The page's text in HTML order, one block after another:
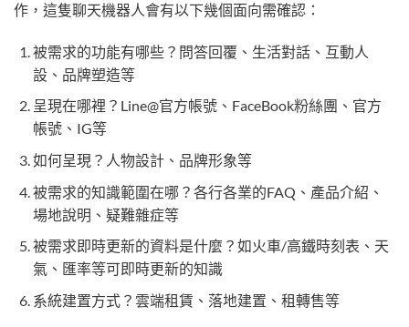
作，這隻聊天機器人會有以下幾個面向需確認：
被需求的功能有哪些？問答回覆、生活對話、互動人
設、品牌塑造等
呈現在哪裡？Line@官方帳號、FaceBook粉絲團、官方
帳號、IG等
如何呈現？人物設計、品牌形象等
被需求的知識範圍在哪？各行各業的FAQ、產品介紹、
場地說明、疑難雜症等
被需求即時更新的資料是什麼？如火車/高鐵時刻表、天
氣、匯率等可即時更新的知識
系統建置方式？雲端租賃、落地建置、租轉售等